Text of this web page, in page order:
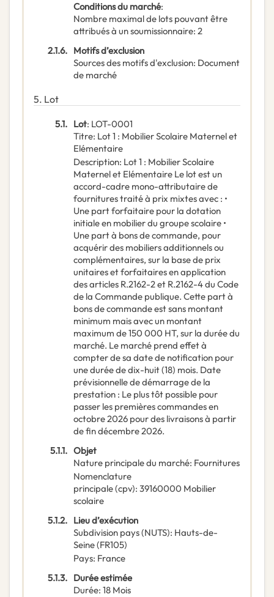
Conditions du marché:
Nombre maximal de lots pouvant être
attribués à un soumissionnaire: 2
2.1.6. Motifs d’exclusion
Sources des motifs d'exclusion: Document
de marché
5. Lot
5.1. Lot: LOT-0001
Titre: Lot 1 : Mobilier Scolaire Maternel et
Elémentaire
Description: Lot 1 : Mobilier Scolaire
Maternel et Elémentaire Le lot est un
accord-cadre mono-attributaire de
fournitures traité à prix mixtes avec : •
Une part forfaitaire pour la dotation
initiale en mobilier du groupe scolaire •
Une part à bons de commande, pour
acquérir des mobiliers additionnels ou
complémentaires, sur la base de prix
unitaires et forfaitaires en application
des articles R.2162-2 et R.2162-4 du Code
de la Commande publique. Cette part à
bons de commande est sans montant
minimum mais avec un montant
maximum de 150 000 HT, sur la durée du
marché. Le marché prend effet à
compter de sa date de notification pour
une durée de dix-huit (18) mois. Date
prévisionnelle de démarrage de la
prestation : Le plus tôt possible pour
passer les premières commandes en
octobre 2026 pour des livraisons à partir
de fin décembre 2026.
5.1.1. Objet
Nature principale du marché: Fournitures
Nomenclature
principale(cpv): 39160000 Mobilier
scolaire
5.1.2. Lieu d’exécution
Subdivision pays (NUTS): Hauts-de-
Seine(FR105)
Pays: France
5.1.3. Durée estimée
Durée: 18 Mois